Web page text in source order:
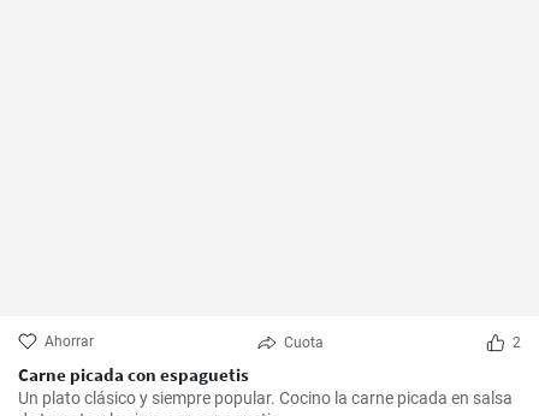
Ahorrar Cuota 2
Carne picada con espaguetis
Un plato clásico y siempre popular. Cocino la carne picada en salsa